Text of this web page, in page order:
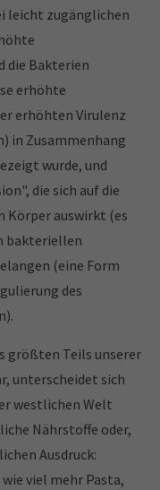
leicht zugänglichen
die Bakterien
erhöhte
erhöhten Virulenz
in Zusammenhang
wurde, und
die sich auf die
Körper auswirkt (es
bakteriellen
(eine Form
des
größten Teils unserer
unterscheidet sich
westlichen Welt
Nährstoffe oder,
Ausdruck:
viel mehr Pasta,